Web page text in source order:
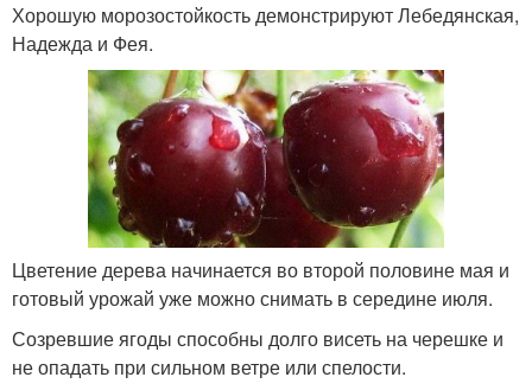
Хорошую морозостойкость демонстрируют Лебедянская,
Надежда и Фея.
Цветение дерева начинается во второй половине мая и
готовый урожай уже можно снимать в середине июля.
Созревшие ягоды способны долго висеть на черешке и
не опадать при сильном ветре или спелости.